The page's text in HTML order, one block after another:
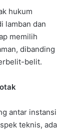
hukum
lamban dan
memilih
dibanding
belit.
antar instansi
teknis, ada